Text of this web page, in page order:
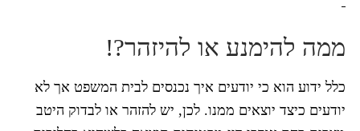
ממה להימנע או להיזהר?!
כלל ידוע הוא כי יודעים איך נכנסים לבית המשפט אך לא
יודעים כיצד יוצאים ממנו. לכן, יש להזהר או לבדוק היטב